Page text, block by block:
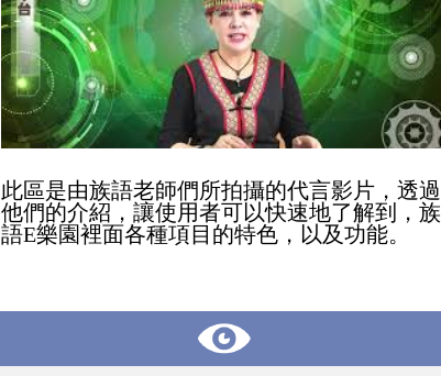
此區是由族語老師們所拍攝的代言影片，透過
他們的介紹，讓使用者可以快速地了解到，族
語E樂園裡面各種項目的特色，以及功能。